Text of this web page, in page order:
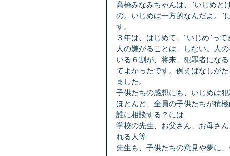
高橋みなみちゃんは、‘’いじめ
の。いじめは一方的なんだよ。
す。
３年は、はじめて、‘’いじめ‘’っ
人の嫌がることは、しない。人
いる６割が、将来、犯罪者にな
てよかったです。例えばなしが
ました。
子供たちの感想にも、いじめは
ほとんど、全員の子供たちが積
誰に相談する？には
学校の先生、お父さん、お母さ
れる人等
先生も、子供たちの意見や夢に